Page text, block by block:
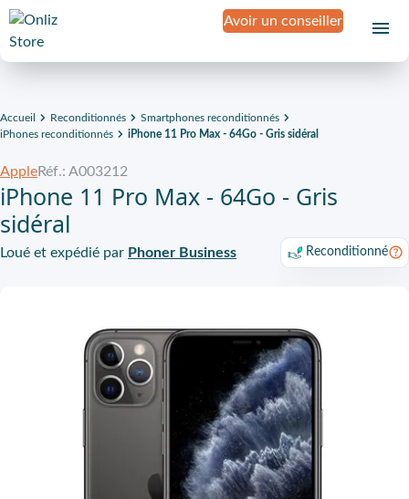
Avoir un conseiller
Accueil Reconditionnés
Smartphones reconditionnés
iPhones reconditionnés
iPhone 11 Pro Max - 64Go - Gris sidéral
AppleRéf.: A003212
iPhone 11 Pro Max - 64Go - Gris
sidéral
Loué et expédié par Phoner Business Reconditionné